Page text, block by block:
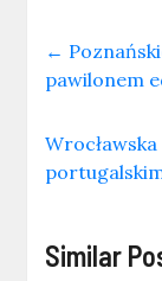
←
pawilonem
Similar